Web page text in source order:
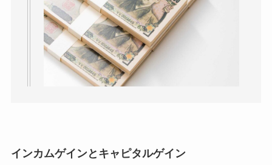
インカムゲインとキャピタルゲイン